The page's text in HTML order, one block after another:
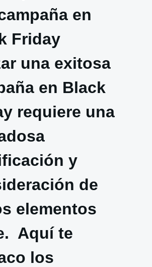
en
Friday
una exitosa
en Black
requiere una
y
de
elementos
Aquí te
los